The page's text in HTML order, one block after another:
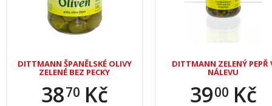
DITTMANN ŠPANĚLSKÉ OLIVY
ZELENÉ BEZ PECKY
3870Kč
DITTMANN ZELENÝ PEPŘ
NÁLEVU
3900Kč